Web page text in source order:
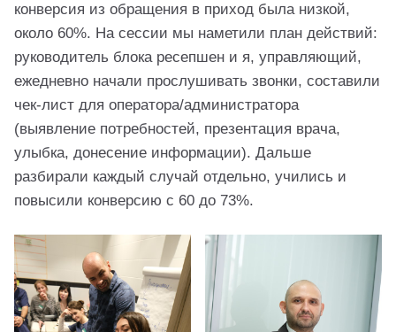
конверсия из обращения в приход была низкой,
около 60%. На сессии мы наметили план действий:
руководитель блока ресепшен и я, управляющий,
ежедневно начали прослушивать звонки, составили
чек-лист для оператора/администратора
(выявление потребностей, презентация врача,
улыбка, донесение информации). Дальше
разбирали каждый случай отдельно, учились и
повысили конверсию с 60 до 73%.